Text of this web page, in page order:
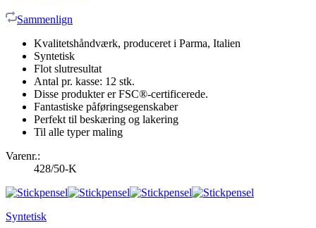
Sammenlign
Kvalitetshåndværk, produceret i Parma, Italien
Syntetisk
Flot slutresultat
Antal pr. kasse: 12 stk.
Disse produkter er FSC®-certificerede.
Fantastiske påføringsegenskaber
Perfekt til beskæring og lakering
Til alle typer maling
Varenr.:
428/50-K
Syntetisk